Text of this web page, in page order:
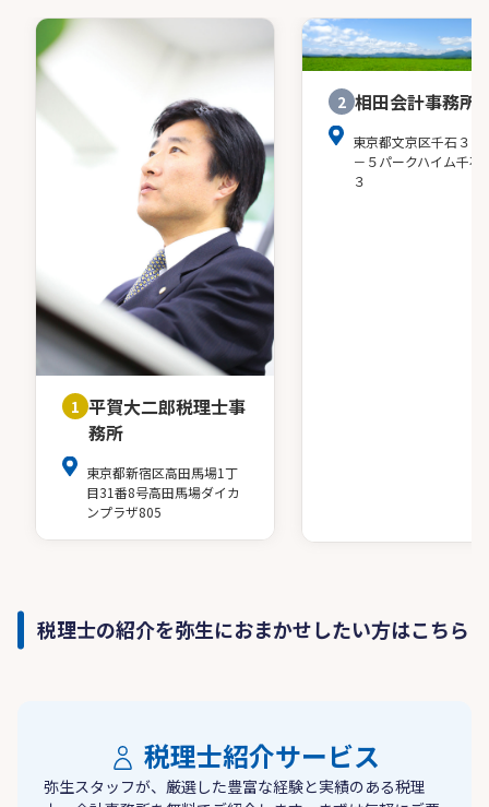
1 平賀大二郎税理士事
務所
東京都新宿区高田馬場1丁
目31番8号高田馬場ダイカ
ンプラザ805
2 相田会計事務所
東京都文京区千石３－
－５パークハイム千石
３
税理士の紹介を弥生におまかせしたい方はこちら
税理士紹介サービス
弥生スタッフが、厳選した豊富な経験と実績のある税理